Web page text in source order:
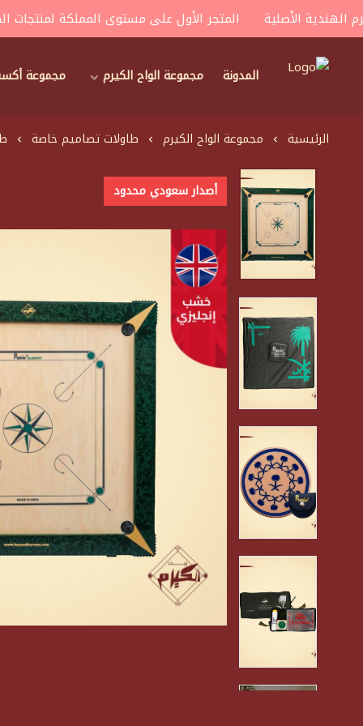
الأصلية المتجر الأول على مستوى المملكة لمنتجات الكيرم
house of carroms
المدونة مجموعة الواح الكيرم مجموعة
الرئيسية مجموعة الواح الكيرم طاولات تصاميم خاصة
أصدار سعودي محدود